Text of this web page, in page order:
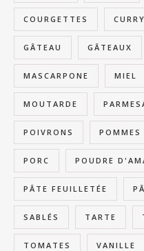
COURGETTES CURRY
GÂTEAU GÂTEAUX
MASCARPONE MIEL
MOUTARDE
POIVRONS POMMES
PORC POUDRE
PÂTE FEUILLETÉE
SABLÉS TARTE
TOMATES VANILLE